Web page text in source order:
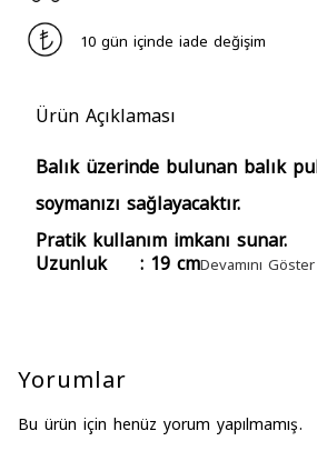
10 gün içinde iade değişim
Ürün Açıklaması
Balık üzerinde bulunan balık
soymanızı sağlayacaktır.
Pratik kullanım imkanı sunar.
Uzunluk : 19 cmDevamını Göster
Yorumlar
Bu ürün için henüz yorum yapılmamış.